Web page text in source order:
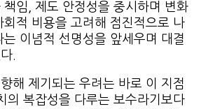
임, 제도 안정성을 중시하며 변화
회적 비용을 고려해 점진적으로 나
이념적 선명성을 앞세우며 대결
.
해 제기되는 우려는 바로 이 지점
의 복잡성을 다루는 보수라기보다